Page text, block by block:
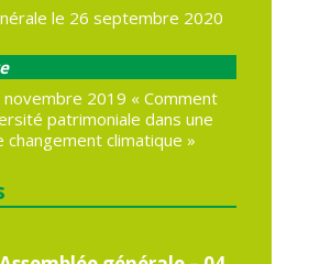
le 26 septembre 2020
2019 « Comment
patrimoniale dans une
climatique »